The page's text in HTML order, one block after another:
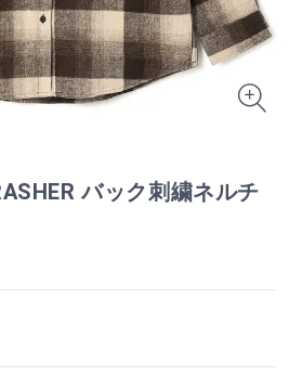
バック刺繍ネルチ